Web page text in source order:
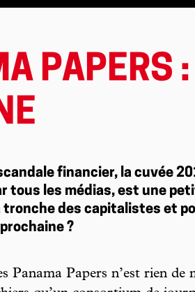
PAPERS
financier, la cuvée
tous les médias, est une
tronche des capitalistes et
?
Panama Papers n’est rien de